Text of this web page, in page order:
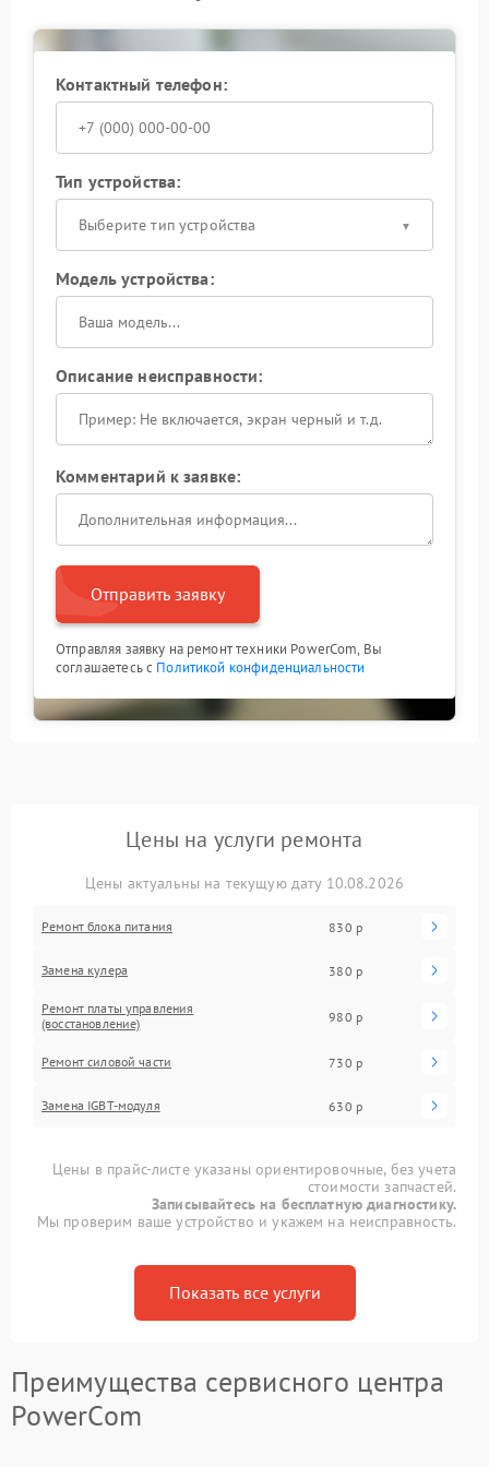
продлить срок службы оборудования.
обращение к специалистам позволит сохранить
стабильную работу ИБП и избежать более
серьезных неисправностей в дальнейшем.
Контактный телефон:
Тип устройства:
Выберите тип устройства
Модель устройства:
Описание неисправности:
Комментарий к заявке:
Отправить заявку
Отправляя заявку на ремонт техники PowerCom, Вы
соглашаетесь с Политикой конфиденциальности
Цены на услуги ремонта
Цены актуальны на текущую дату 10.08.2026
Ремонт блока питания 830 р
Замена кулера 380 р
Ремонт платы управления
(восстановление)
980 р
Ремонт силовой части 730 р
Замена IGBT-модуля 630 р
Цены в прайс-листе указаны ориентировочные, без учета
стоимости запчастей.
Записывайтесь на бесплатную диагностику.
Мы проверим ваше устройство и укажем на неисправность.
Показать все услуги
Преимущества сервисного центра
PowerCom